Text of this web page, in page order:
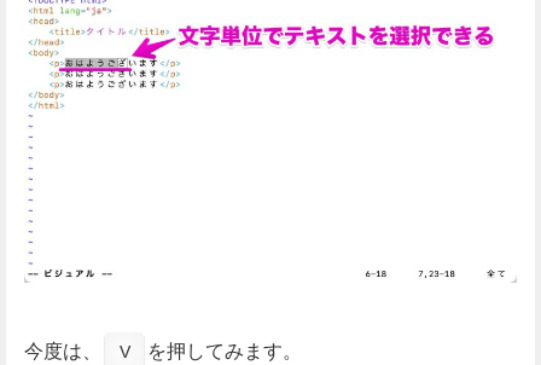
今度は、 V
を押してみます。